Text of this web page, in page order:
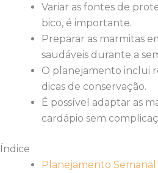
Variar as fontes de
bico, é importante.
Preparar as marmitas
saudáveis durante a
O planejamento inclui
dicas de conservação.
É possível adaptar as
cardápio sem
Índice
Planejamento